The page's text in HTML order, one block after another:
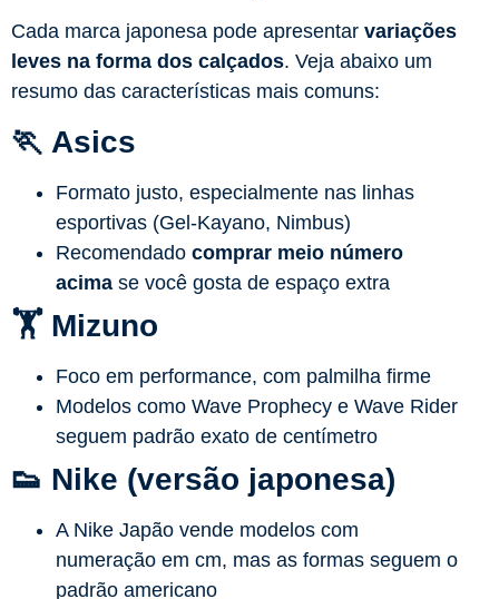
Cada marca japonesa pode apresentar variações
leves na forma dos calçados. Veja abaixo um
resumo das características mais comuns:
🏃 Asics
Formato justo, especialmente nas linhas
esportivas (Gel-Kayano, Nimbus)
Recomendado comprar meio número
acima se você gosta de espaço extra
🏋️ Mizuno
Foco em performance, com palmilha firme
Modelos como Wave Prophecy e Wave Rider
seguem padrão exato de centímetro
👟 Nike (versão japonesa)
A Nike Japão vende modelos com
numeração em cm, mas as formas seguem o
padrão americano